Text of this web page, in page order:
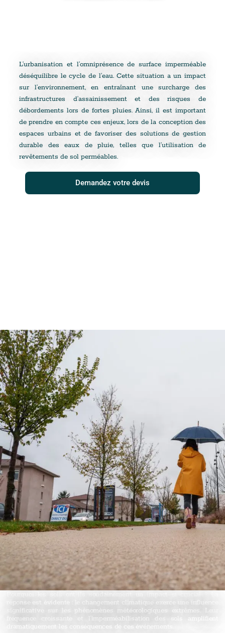
L’urbanisation et l’omniprésence de surface imperméable
déséquilibre le cycle de l’eau. Cette situation a un impact
sur l’environnement, en entraînant une surcharge des
infrastructures d’assainissement et des risques de
débordements lors de fortes pluies. Ainsi, il est important
de prendre en compte ces enjeux, lors de la conception des
espaces urbains et de favoriser des solutions de gestion
durable des eaux de pluie, telles que l’utilisation de
revêtements de sol perméables.
Demandez votre devis
réponse est évidente : le changement climatique exerce une influence
significative sur les phénomènes météorologiques extrêmes. Leur
fréquence croissante et l’imperméabilisation des sols amplifient
dramatiquement les conséquences de ces événements.